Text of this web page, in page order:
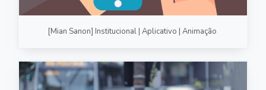
[Mian Sanon] Institucional | Aplicativo | Animação